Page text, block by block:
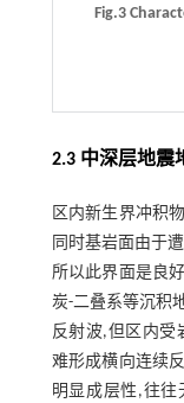
Fig.3
2.3 中深层地震
区内新生界冲积
同时基岩面由于
所以此界面是良
炭-二叠系等沉积
反射波,但区内受
难形成横向连续
明显成层性,往往